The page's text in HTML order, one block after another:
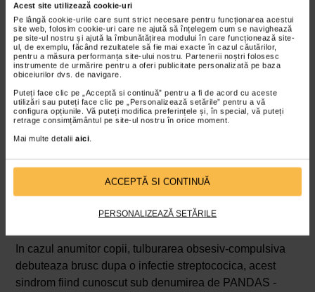
Acest site utilizează cookie-uri
Pe lângă cookie-urile care sunt strict necesare pentru funcționarea acestui
site web, folosim cookie-uri care ne ajută să înțelegem cum se navighează
pe site-ul nostru și ajută la îmbunătățirea modului în care funcționează site-
ul, de exemplu, făcând rezultatele să fie mai exacte în cazul căutărilor,
pentru a măsura performanța site-ului nostru. Partenerii noștri folosesc
instrumente de urmărire pentru a oferi publicitate personalizată pe baza
obiceiurilor dvs. de navigare.
Puteți face clic pe „Acceptă si continuă” pentru a fi de acord cu aceste
utilizări sau puteți face clic pe „Personalizează setările” pentru a vă
configura opțiunile. Vă puteți modifica preferințele și, în special, vă puteți
retrage consimțământul pe site-ul nostru în orice moment.
Mai multe detalii aici.
ACCEPTĂ SI CONTINUĂ
PERSONALIZEAZĂ SETĂRILE
Personalitate
Anumite trasaturi de personalitate, cum ar fi dificultatea
de a gestiona incertitudinea, senzatia ridicata de
responsabilitate sau perfectionismul, pot duce la
dezvoltarea tulburarii obsesiv-compulsive.
Abuzuri suferite in copilarie
Copiii care sufera abuzuri sau alte experiente traumatice
in copilarie, cum ar fi hartuirea sau neglijarea severa, au
un risc mai mare de a dezvolta aceasta afectiune.
In cazul anumitor copii, tulburarea obsesiv-compulsiva
debuteaza brusc dupa o infectie streptococica, acest
sindrom fiind cunoscut sub denumirea de PANDAS -